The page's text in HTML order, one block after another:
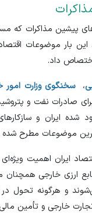
پیشین مذاکرات که
این بار موضوعات
داد.
،سخنگوی وزارت امور
صادرات نفت و
ایران و
موضوعات مطرح
ایران اهمیت ویژه‌ای
ارزی خارجی همچنان
و هرگونه تحول در
تجارت خارجی و تأمین